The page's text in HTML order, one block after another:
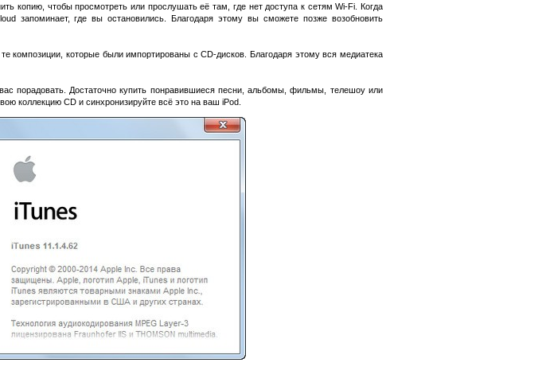
копию, чтобы просмотреть или прослушать её там, где нет доступа к сетям Wi-Fi. Когда
запоминает, где вы остановились. Благодаря этому вы сможете позже возобновить
композиции, которые были импортированы с CD-дисков. Благодаря этому вся медиатека
порадовать. Достаточно купить понравившиеся песни, альбомы, фильмы, телешоу или
коллекцию CD и синхронизируйте всё это на ваш iPod.